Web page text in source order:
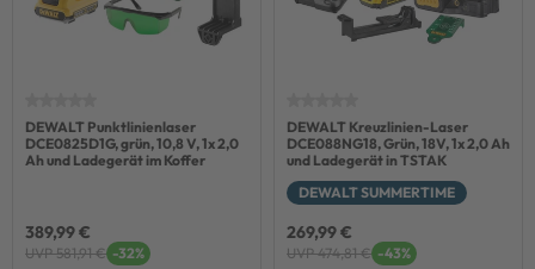
DEWALT Punktlinienlaser
DCE0825D1G, grün, 10,8 V, 1x 2,0
Ah und Ladegerät im Koffer
389,99 €
UVP 581,91 € -32%
DEWALT Kreuzlinien-Laser
DCE088NG18, Grün, 18V, 1x 2,0 Ah
und Ladegerät in TSTAK
DEWALT SUMMERTIME
269,99 €
UVP 474,81 € -43%